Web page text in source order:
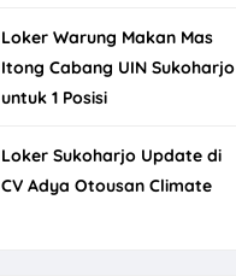
Loker Warung Makan Mas
Itong Cabang UIN Sukoharjo
untuk 1 Posisi
Loker Sukoharjo Update di
CV Adya Otousan Climate